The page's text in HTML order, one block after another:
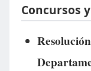
Concursos